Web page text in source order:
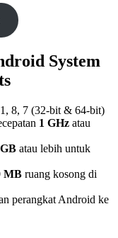
System
8, 7 (32-bit & 64-bit)
1 GHz atau
atau lebih untuk
MB ruang kosong di
perangkat Android ke